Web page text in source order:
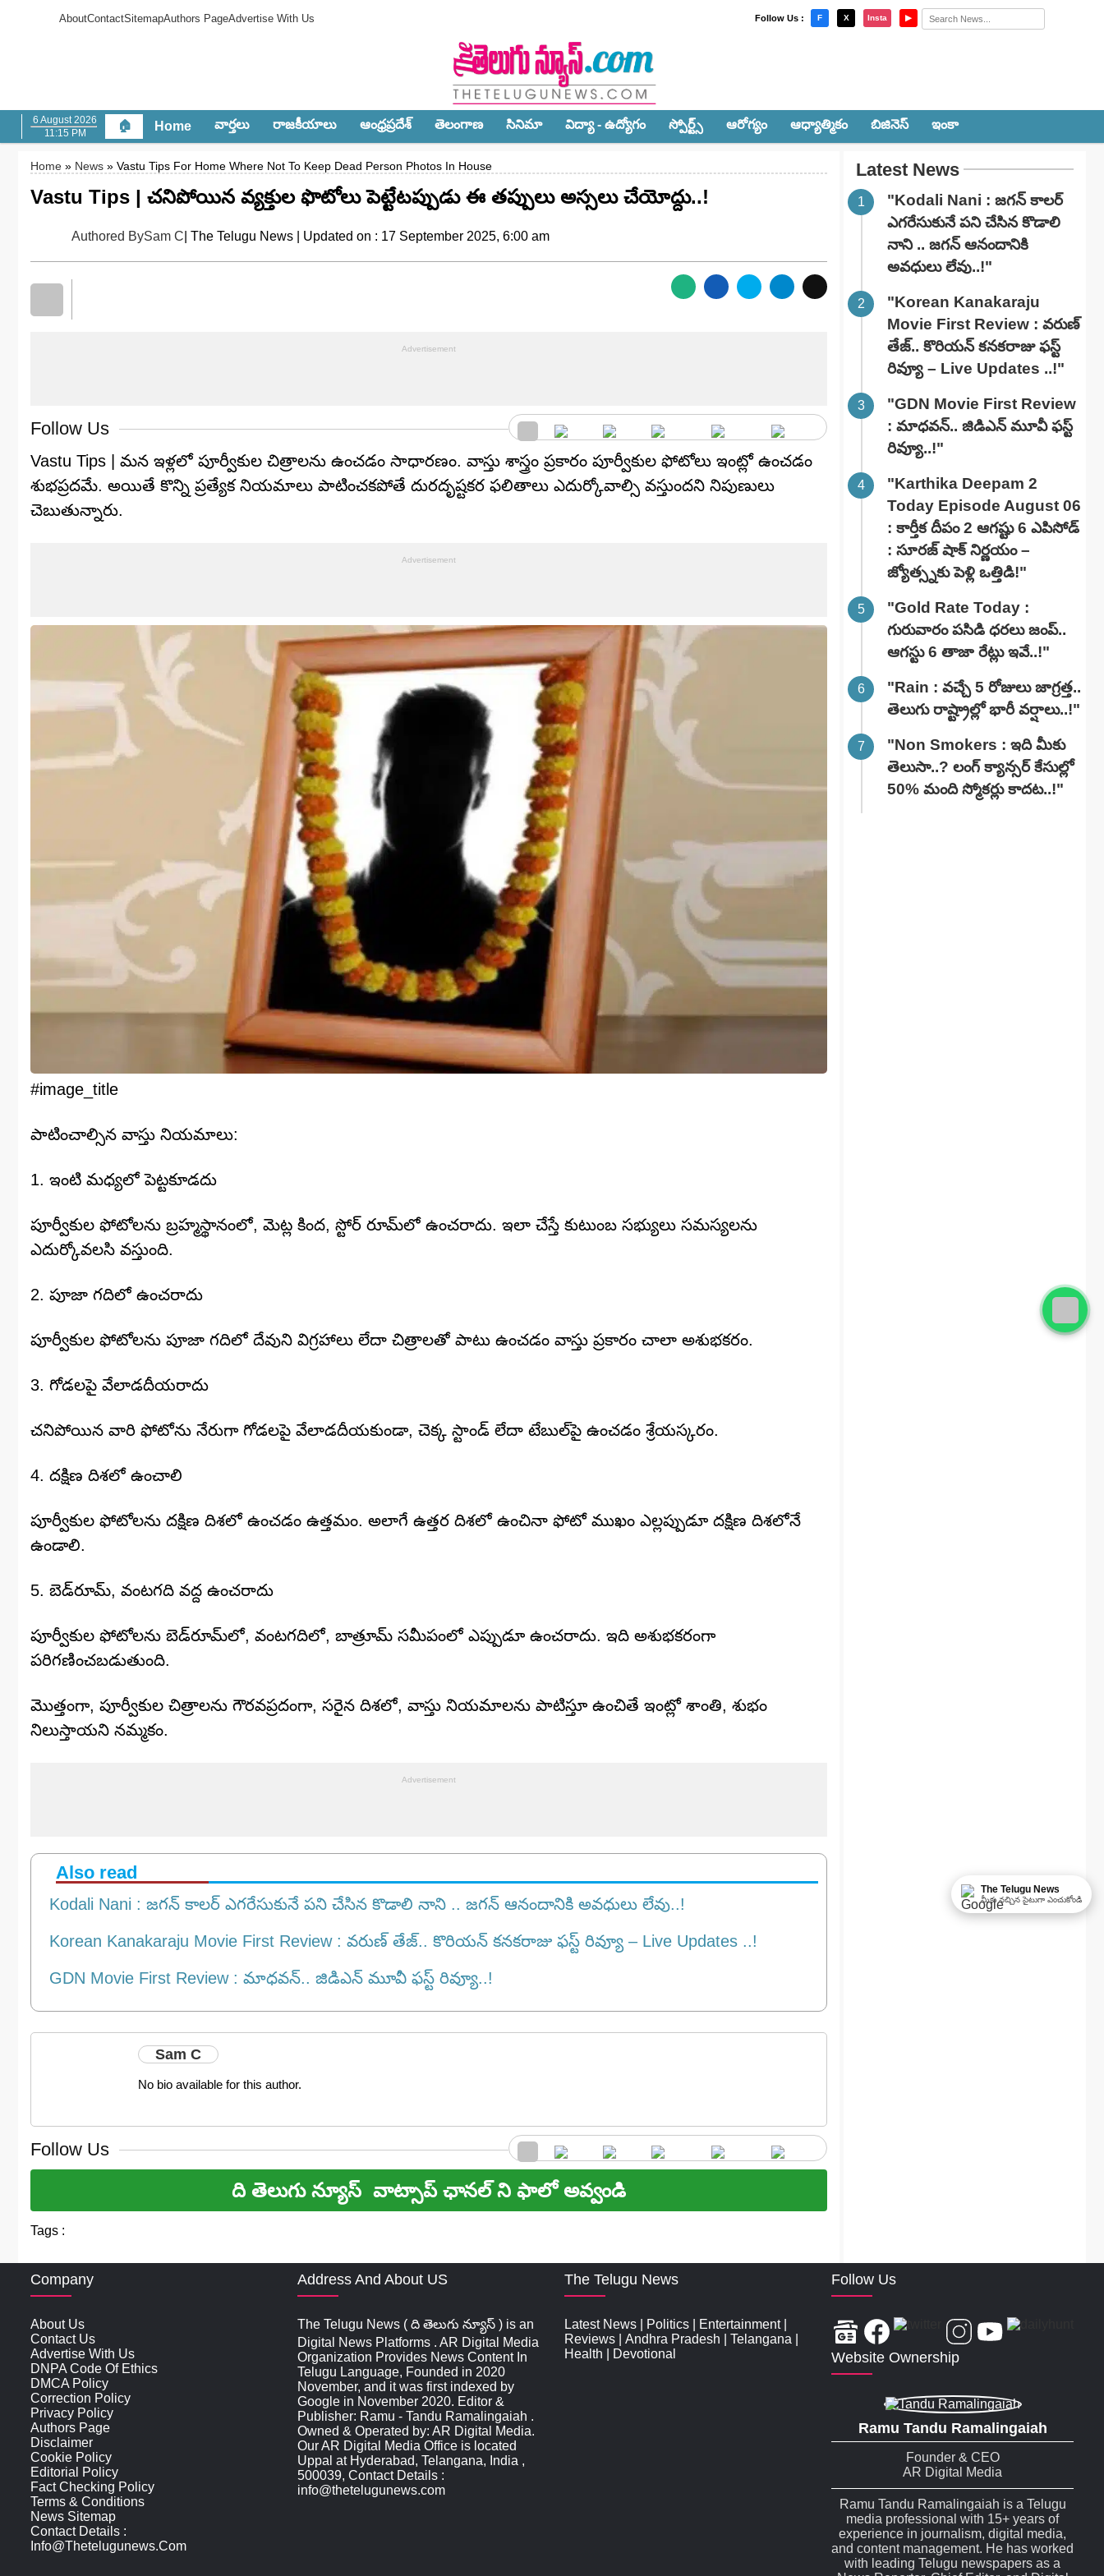
AboutContactSitemapAuthors PageAdvertise With Us Follow Us : F X Insta ▶
6 August 2026
11:15 PM
🏠 Home వార్త‌లు రాజ‌కీయాలు ఆంధ్ర‌ప్ర‌దేశ్‌ తెలంగాణ‌ సినిమా విద్యా - ఉద్యోగం స్పోర్ట్స్‌ ఆరోగ్యం ఆధ్యాత్మికం బిజినెస్ ఇంకా
Home » News » Vastu Tips For Home Where Not To Keep Dead Person Photos In House
Vastu Tips | చ‌నిపోయిన వ్య‌క్తుల ఫొటోలు పెట్టేట‌ప్పుడు ఈ త‌ప్పులు అస్స‌లు చేయోద్దు..!
Authored BySam C | The Telugu News | Updated on : 17 September 2025, 6:00 am
Follow Us
Vastu Tips | మన ఇళ్లలో పూర్వీకుల చిత్రాలను ఉంచడం సాధారణం. వాస్తు శాస్త్రం ప్రకారం పూర్వీకుల ఫోటోలు ఇంట్లో ఉంచడం
శుభప్రదమే. అయితే కొన్ని ప్రత్యేక నియమాలు పాటించకపోతే దురదృష్టకర ఫలితాలు ఎదుర్కోవాల్సి వస్తుందని నిపుణులు
చెబుతున్నారు.
#image_title
పాటించాల్సిన వాస్తు నియమాలు:
1. ఇంటి మధ్యలో పెట్టకూడదు
పూర్వీకుల ఫోటోలను బ్రహ్మస్థానంలో, మెట్ల కింద, స్టోర్ రూమ్‌లో ఉంచరాదు. ఇలా చేస్తే కుటుంబ సభ్యులు సమస్యలను
ఎదుర్కోవలసి వస్తుంది.
2. పూజా గదిలో ఉంచరాదు
పూర్వీకుల ఫోటోలను పూజా గదిలో దేవుని విగ్రహాలు లేదా చిత్రాలతో పాటు ఉంచడం వాస్తు ప్రకారం చాలా అశుభకరం.
3. గోడలపై వేలాడదీయరాదు
చనిపోయిన వారి ఫోటోను నేరుగా గోడలపై వేలాడదీయకుండా, చెక్క స్టాండ్ లేదా టేబుల్‌పై ఉంచడం శ్రేయస్కరం.
4. దక్షిణ దిశలో ఉంచాలి
పూర్వీకుల ఫోటోలను దక్షిణ దిశలో ఉంచడం ఉత్తమం. అలాగే ఉత్తర దిశలో ఉంచినా ఫోటో ముఖం ఎల్లప్పుడూ దక్షిణ దిశలోనే
ఉండాలి.
5. బెడ్‌రూమ్, వంటగది వద్ద ఉంచరాదు
పూర్వీకుల ఫోటోలను బెడ్‌రూమ్‌లో, వంటగదిలో, బాత్రూమ్ సమీపంలో ఎప్పుడూ ఉంచరాదు. ఇది అశుభకరంగా
పరిగణించబడుతుంది.
మొత్తంగా, పూర్వీకుల చిత్రాలను గౌరవప్రదంగా, సరైన దిశలో, వాస్తు నియమాలను పాటిస్తూ ఉంచితే ఇంట్లో శాంతి, శుభం
నిలుస్తాయని నమ్మకం.
Also read
Kodali Nani : జగన్ కాలర్ ఎగరేసుకునే పని చేసిన కొడాలి నాని .. జగన్ ఆనందానికి అవధులు లేవు..!
Korean Kanakaraju Movie First Review : వరుణ్ తేజ్.. కొరియన్ కనకరాజు ఫస్ట్ రివ్యూ – Live Updates ..!
GDN Movie First Review : మాధవన్.. జిడిఎన్ మూవీ ఫ‌స్ట్ రివ్యూ..!
Sam C
No bio available for this author.
Follow Us
ది తెలుగు న్యూస్ వాట్సాప్ ఛానల్ ని ఫాలో అవ్వండి
Tags :
Latest News
"Kodali Nani : జగన్ కాలర్
ఎగరేసుకునే పని చేసిన కొడాలి
నాని .. జగన్ ఆనందానికి
అవధులు లేవు..!"
"Korean Kanakaraju
Movie First Review : వరుణ్
తేజ్.. కొరియన్ కనకరాజు ఫస్ట్
రివ్యూ – Live Updates ..!"
"GDN Movie First Review
: మాధవన్.. జిడిఎన్ మూవీ ఫ‌స్ట్
రివ్యూ..!"
"Karthika Deepam 2
Today Episode August 06
: కార్తీక దీపం 2 ఆగష్టు 6 ఎపిసోడ్
: సూరజ్ షాక్ నిర్ణయం –
జ్యోత్స్నకు పెళ్లి ఒత్తిడి!"
"Gold Rate Today :
గురువారం పసిడి ధరలు జంప్..
ఆగస్టు 6 తాజా రేట్లు ఇవే..!"
"Rain : వచ్చే 5 రోజులు జాగ్రత్త..
తెలుగు రాష్ట్రాల్లో భారీ వ‌ర్షాలు..!"
"Non Smokers : ఇది మీకు
తెలుసా..? లంగ్ క్యాన్సర్ కేసుల్లో
50% మంది స్మోకర్లు కాదట..!"
Company
About Us
Contact Us
Advertise With Us
DNPA Code Of Ethics
DMCA Policy
Correction Policy
Privacy Policy
Authors Page
Disclaimer
Cookie Policy
Editorial Policy
Fact Checking Policy
Terms & Conditions
News Sitemap
Contact Details :
Info@thetelugunews.com
Address And About US
The Telugu News ( ది తెలుగు న్యూస్‌ ) is an
Digital News Platforms . AR Digital Media
Organization Provides News Content In
Telugu Language, Founded in 2020
November, and it was first indexed by
Google in November 2020. Editor &
Publisher: Ramu - Tandu Ramalingaiah .
Owned & Operated by: AR Digital Media.
Our AR Digital Media Office is located
Uppal at Hyderabad, Telangana, India ,
500039, Contact Details :
info@thetelugunews.com
The Telugu News
Latest News Politics Entertainment|
Reviews
Andhra Pradesh Telangana
Health
Devotional
Follow Us
Website Ownership
Ramu Tandu Ramalingaiah
Founder & CEO
AR Digital Media
Ramu Tandu Ramalingaiah is a Telugu
media professional with 15+ years of
experience in journalism, digital media,
and content management. He has worked
with leading Telugu newspapers as a
The Telugu News
మీకు నచ్చిన సైటుగా ఎంచుకోండి